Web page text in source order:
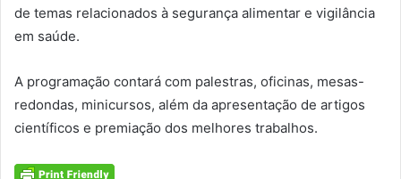
de temas relacionados à segurança alimentar e vigilância
em saúde.
A programação contará com palestras, oficinas, mesas-
redondas, minicursos, além da apresentação de artigos
científicos e premiação dos melhores trabalhos.